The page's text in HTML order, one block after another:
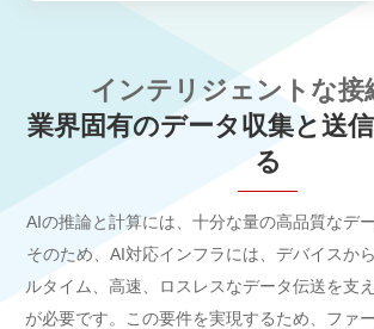
インテリジェントな接
業界固有のデータ収集と送
る
AIの推論と計算には、十分な量の高品質なデ
そのため、AI対応インフラには、デバイスか
ルタイム、高速、ロスレスなデータ伝送を支
が必要です。この要件を実現するため、ファ